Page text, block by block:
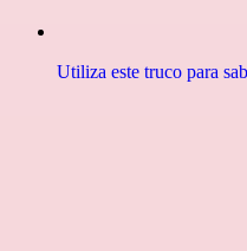
Utiliza este truco para